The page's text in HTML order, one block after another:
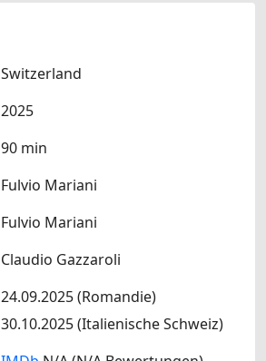
Switzerland
2025
90 min
Fulvio Mariani
Fulvio Mariani
Claudio Gazzaroli
24.09.2025 (Romandie)
30.10.2025 (Italienische Schweiz)